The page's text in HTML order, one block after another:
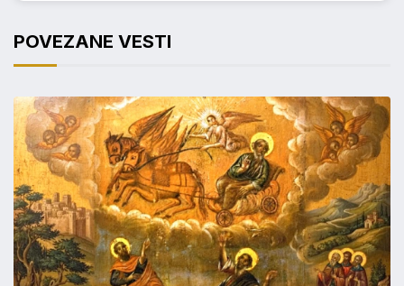
POVEZANE VESTI